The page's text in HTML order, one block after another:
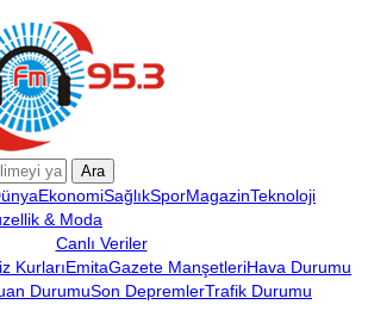
Ara
EkonomiSağlıkSporMagazinTeknoloji
& Moda
Canlı Veriler
KurlarıEmitaGazete ManşetleriHava Durumu
DurumuSon DepremlerTrafik Durumu